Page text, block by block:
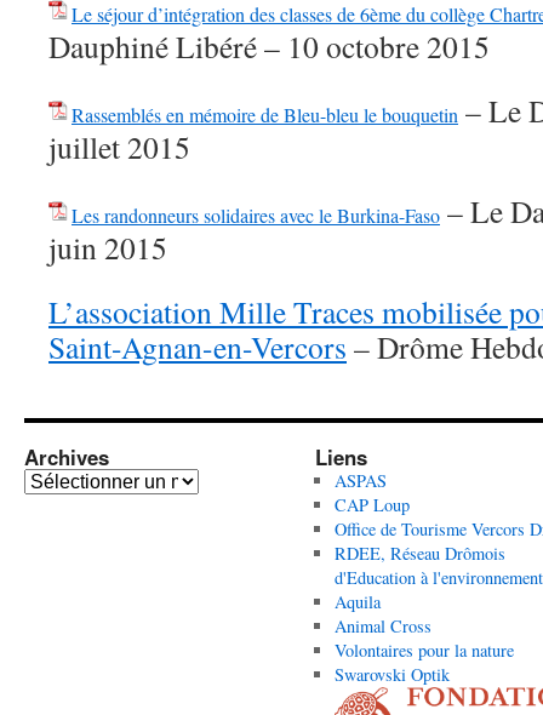
Le séjour d’intégration des classes de 6ème du collège
Dauphiné Libéré – 10 octobre 2015
Rassemblés en mémoire de Bleu-bleu le bouquetin – Le
juillet 2015
Les randonneurs solidaires avec le Burkina-Faso – Le
juin 2015
L’association Mille Traces mobilisée
Saint-Agnan-en-Vercors – Drôme
Archives
Archives
Liens
ASPAS
CAP Loup
Office de Tourisme Vercors
RDEE, Réseau Drômois
d'Education à l'environnement
Aquila
Animal Cross
Volontaires pour la nature
Swarovski Optik